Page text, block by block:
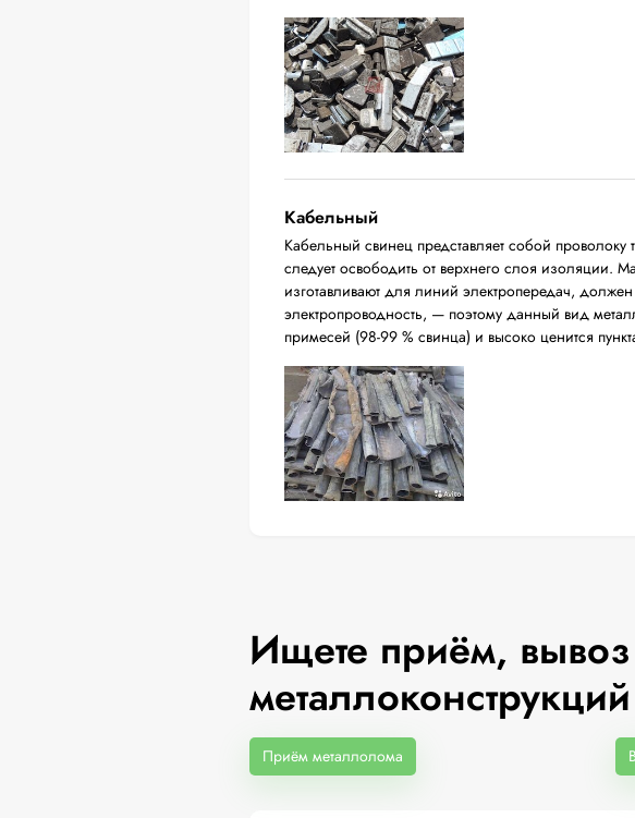
Кабельный
Кабельный свинец представляет собой
следует освободить от верхнего слоя изоляции.
изготавливают для линий электропередач,
электропроводность, — поэтому данный вид
примесей (98-99 % свинца) и высоко ценится
Ищете приём,
Приём металлолома